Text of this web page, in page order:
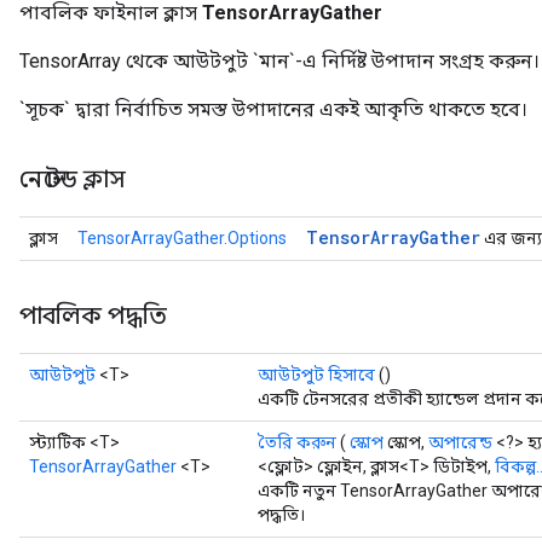
পাবলিক ফাইনাল ক্লাস TensorArrayGather
TensorArray থেকে আউটপুট `মান`-এ নির্দিষ্ট উপাদান সংগ্রহ করুন।
`সূচক` দ্বারা নির্বাচিত সমস্ত উপাদানের একই আকৃতি থাকতে হবে।
নেস্টেড ক্লাস
ক্লাস TensorArrayGather.Options TensorArrayGatherএর জন্য
পাবলিক পদ্ধতি
আউটপুট <T> আউটপুট হিসাবে()
একটি টেনসরের প্রতীকী হ্যান্ডেল প্রদান
স্ট্যাটিক <T>
TensorArrayGather <T>
তৈরি করুন( স্কোপস্কোপ, অপারেন্ড <?>
<ফ্লোট> ফ্লোইন, ক্লাস<T> ডিটাইপ,
একটি নতুন TensorArrayGather
পদ্ধতি।